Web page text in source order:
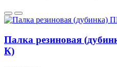
Палка резиновая
К)